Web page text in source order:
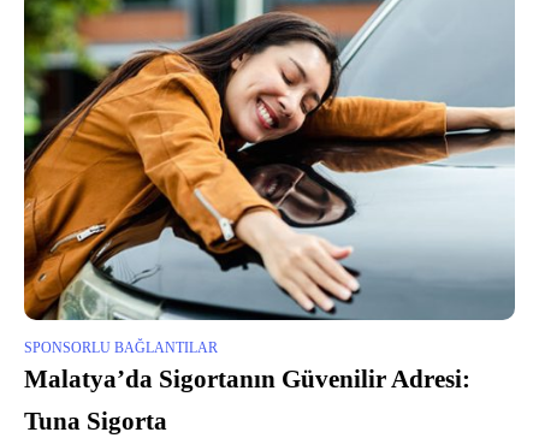
SPONSORLU BAĞLANTILAR
Malatya’da Sigortanın Güvenilir Adresi:
Tuna Sigorta